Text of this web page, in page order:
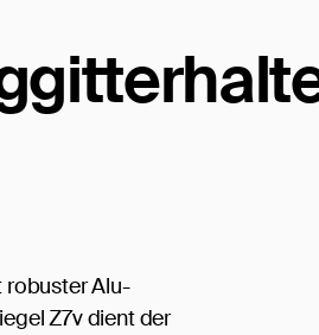
robuster Alu-
Z7v dient der